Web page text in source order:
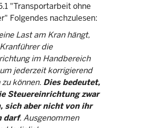
"Transportarbeit ohne
Folgendes nachzulesen:
Last am Kran hängt,
die
im Handbereich
jederzeit korrigierend
können. Dies bedeutet,
Steuereinrichtung zwar
sich aber nicht von ihr
darf. Ausgenommen